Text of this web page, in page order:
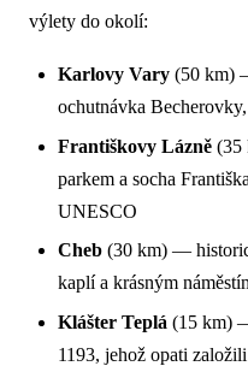
výlety do okolí:
Karlovy Vary (50 km)
ochutnávka
Františkovy Lázně (35
parkem a socha
UNESCO
Cheb (30 km) —
kaplí a krásným
Klášter Teplá (15 km)
1193, jehož opati